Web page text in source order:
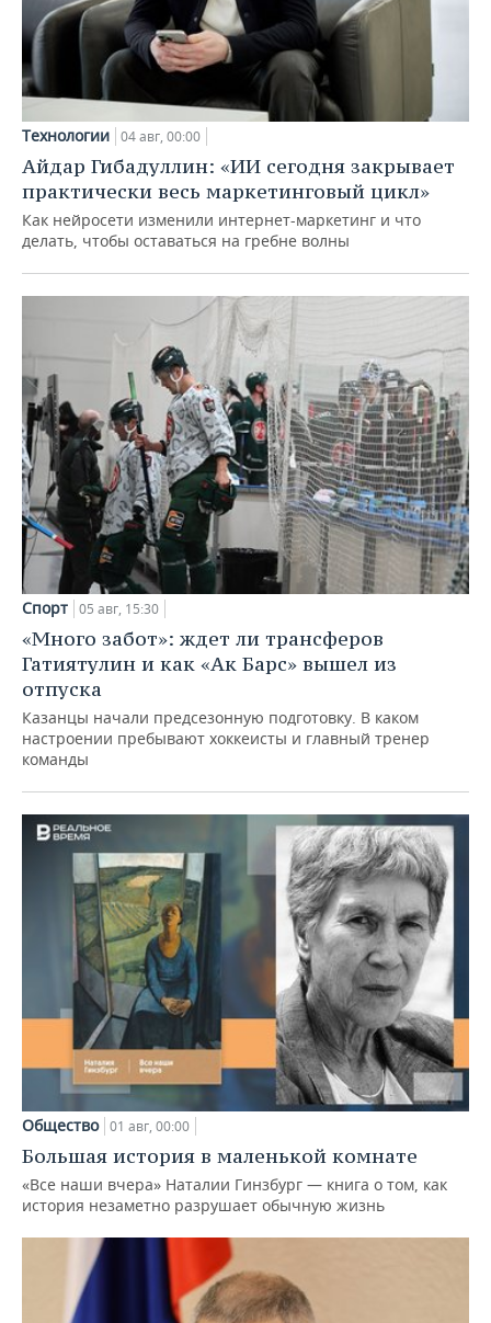
Технологии 04 авг, 00:00
Айдар Гибадуллин: «ИИ сегодня закрывает
практически весь маркетинговый цикл»
Как нейросети изменили интернет-маркетинг и что
делать, чтобы оставаться на гребне волны
Спорт 05 авг, 15:30
«Много забот»: ждет ли трансферов
Гатиятулин и как «Ак Барс» вышел из
отпуска
Казанцы начали предсезонную подготовку. В каком
настроении пребывают хоккеисты и главный тренер
команды
Общество 01 авг, 00:00
Большая история в маленькой комнате
«Все наши вчера» Наталии Гинзбург — книга о том, как
история незаметно разрушает обычную жизнь